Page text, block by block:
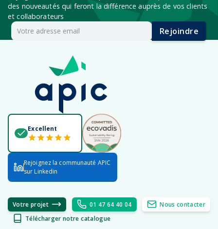
des nouveautés qui feront la différence auprès de vos clients
et collaborateurs
Rejoindre
Excellent
Rejoignez la communauté APIC
sur Linkedin
Votre projet 01 47 64 40 04
Nous contacter
Télécharger notre catalogue